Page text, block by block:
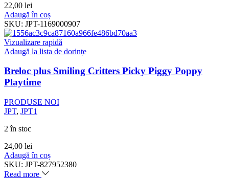
22,00 lei
Adaugă în coș
SKU: JPT-1169000907
Vizualizare rapidă
Adaugă la lista de dorințe
Breloc plus Smiling Critters Picky Piggy Poppy
Playtime
PRODUSE NOI
JPT, JPT1
2 în stoc
24,00 lei
Adaugă în coș
SKU: JPT-827952380
Read more